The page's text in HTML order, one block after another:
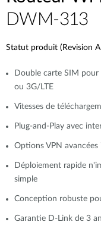
DWM-313
Statut produit (Revision
Double carte SIM
ou 3G/LTE
Vitesses de
Plug-and-Play avec
Options VPN avancées
Déploiement rapide
simple
Conception robuste
Garantie D-Link de 3